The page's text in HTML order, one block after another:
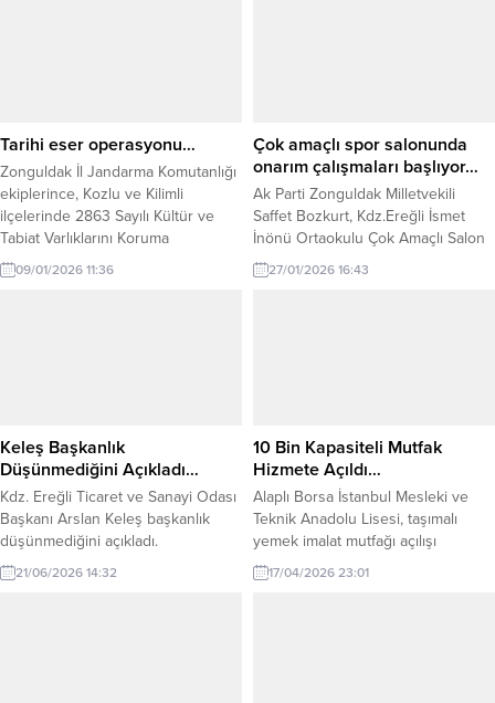
Tarihi eser operasyonu…
Zonguldak İl Jandarma Komutanlığı
ekiplerince, Kozlu ve Kilimli
ilçelerinde 2863 Sayılı Kültür ve
Tabiat Varlıklarını Koruma
Kanunu’na muhalefet ettiği tespit
edilen şahıslara yönelik operasyon
09/01/2026 11:36
Çok amaçlı spor salonunda
onarım çalışmaları başlıyor…
Ak Parti Zonguldak Milletvekili
Saffet Bozkurt, Kdz.Ereğli İsmet
İnönü Ortaokulu Çok Amaçlı Salon
Onarımı İşi hakkında açıklamada
bulundu. Açıklama şöyle:
Ereğli İsmet İnönü
Ortaokulumuzda, basketbol,
voleybol...
27/01/2026 16:43
Keleş Başkanlık
Düşünmediğini Açıkladı…
Kdz. Ereğli Ticaret ve Sanayi Odası
Başkanı Arslan Keleş başkanlık
düşünmediğini açıkladı.
21/06/2026 14:32
10 Bin Kapasiteli Mutfak
Hizmete Açıldı…
Alaplı Borsa İstanbul Mesleki ve
Teknik Anadolu Lisesi, taşımalı
yemek imalat mutfağı açılışı
gerçekleştirdi. 10 bin kişilik üretim
kapasiteli mutfak, Alaplı’da taşımalı
17/04/2026 23:01